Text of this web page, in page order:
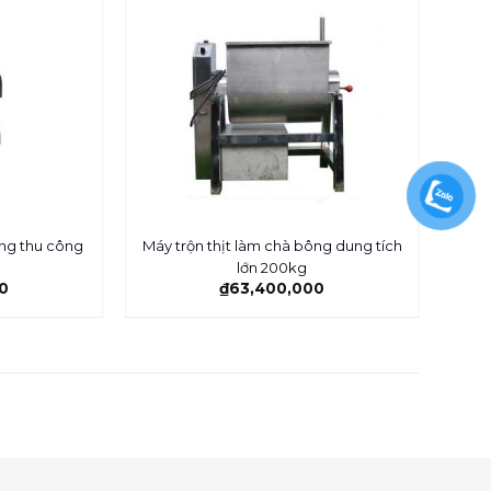
thu công
Máy trộn thịt làm chà bông dung tích
lớn 200kg
₫63,400,000